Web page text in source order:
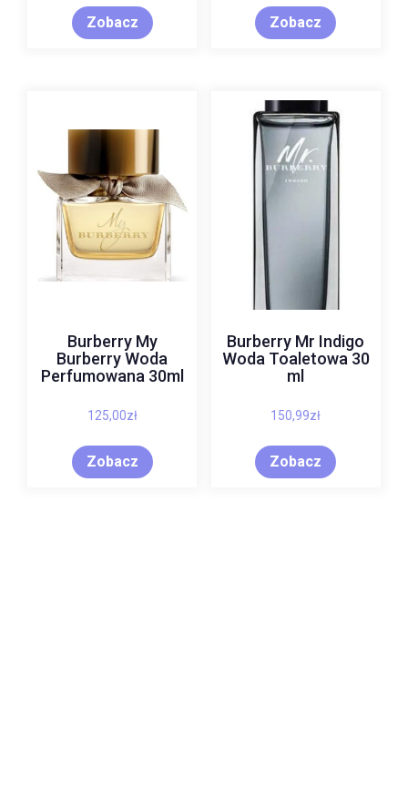
Zobacz Zobacz
Burberry My
Burberry Woda
Perfumowana 30ml
125,00zł
Zobacz
Burberry Mr Indigo
Woda Toaletowa 30
ml
150,99zł
Zobacz